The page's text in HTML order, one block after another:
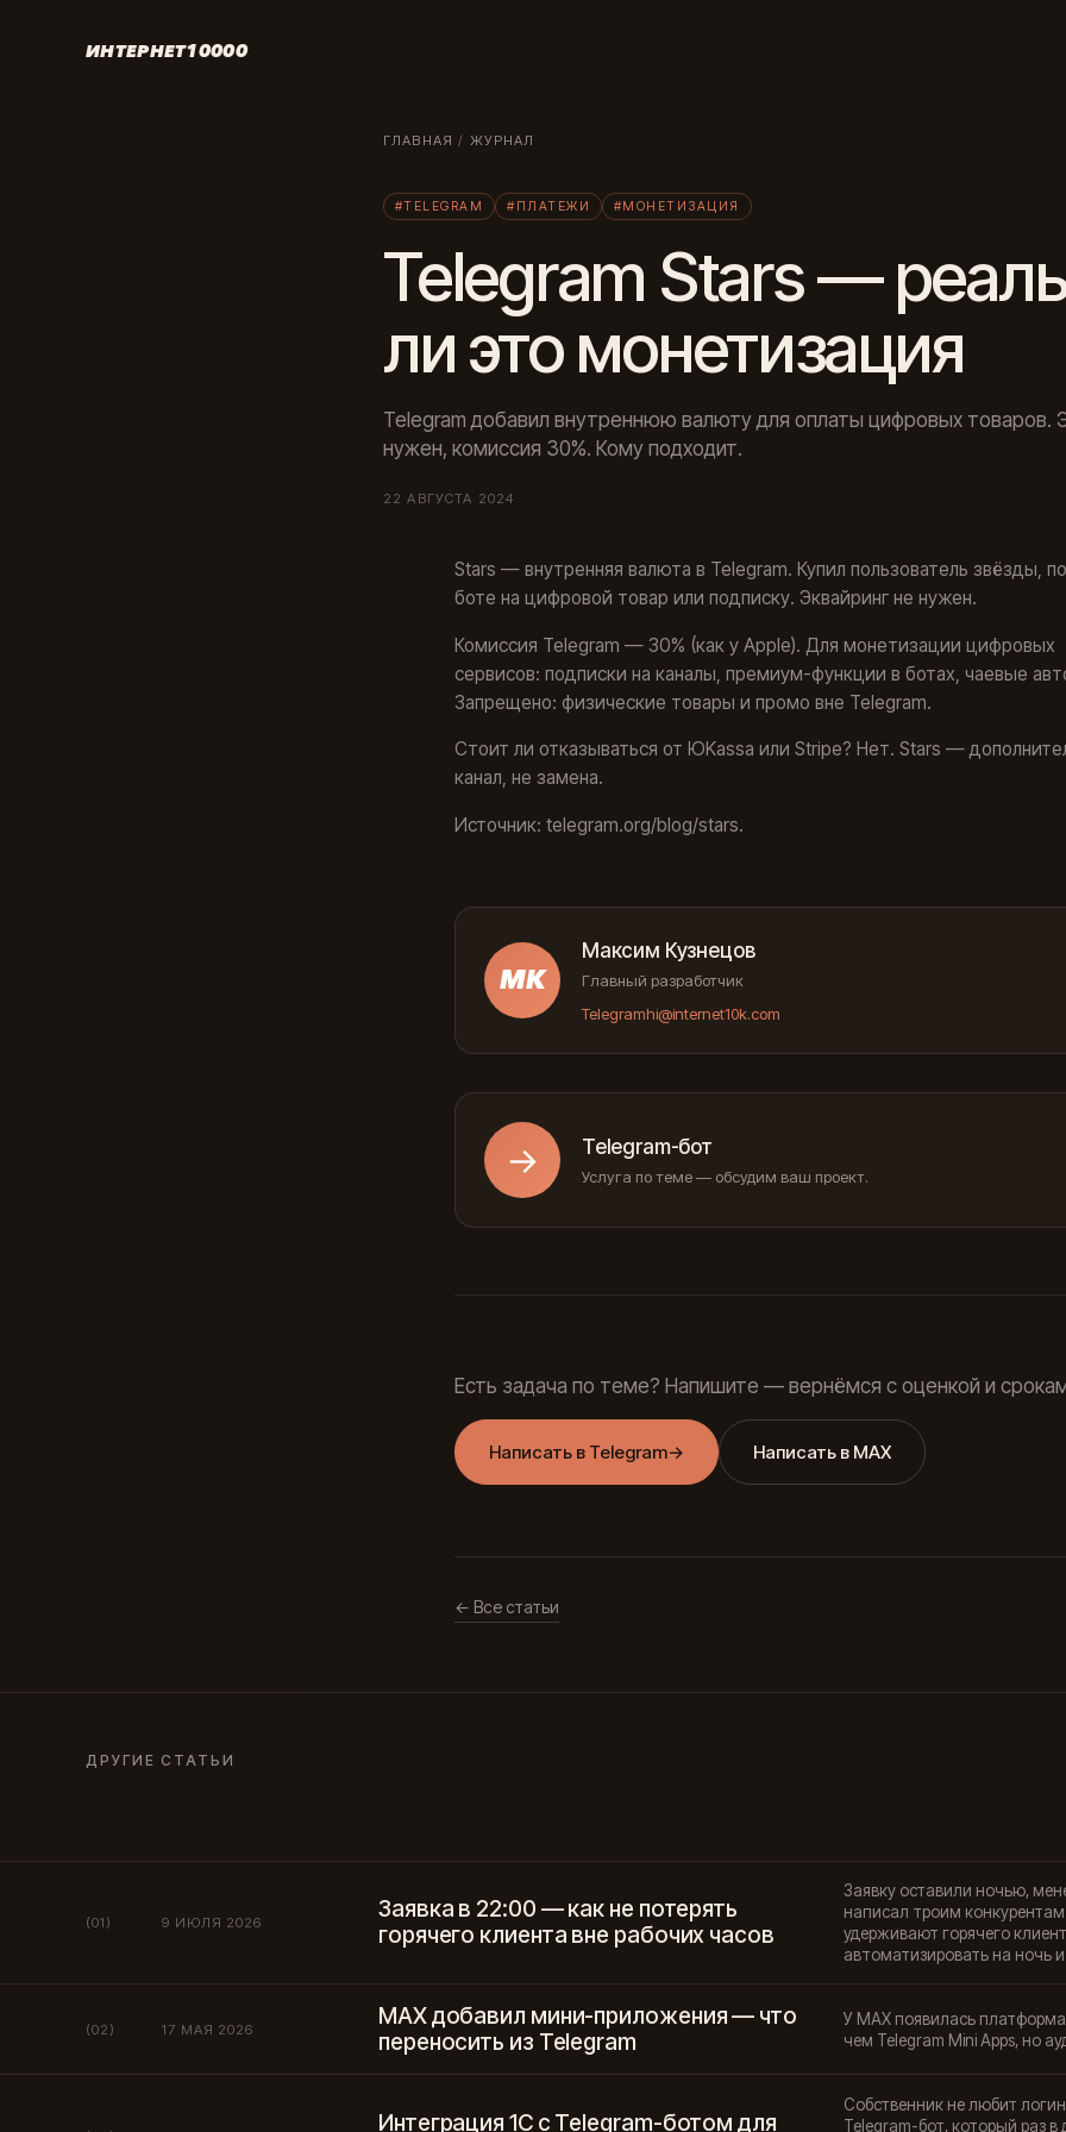
ИНТЕРНЕТ10000
ГЛАВНАЯ / ЖУРНАЛ
#TELEGRAM #ПЛАТЕЖИ #МОНЕТИЗАЦИЯ
Telegram Stars —
ли это монетизация
Telegram добавил внутреннюю валюту для оплаты цифровых товаров.
нужен, комиссия 30%. Кому подходит.
22 АВГУСТА 2024
Stars — внутренняя валюта в Telegram. Купил пользователь звёзды,
боте на цифровой товар или подписку. Эквайринг не нужен.
Комиссия Telegram — 30% (как у Apple). Для монетизации цифровых
сервисов: подписки на каналы, премиум-функции в ботах, чаевые
Запрещено: физические товары и промо вне Telegram.
Стоит ли отказываться от ЮKassa или Stripe? Нет. Stars —
канал, не замена.
Источник: telegram.org/blog/stars.
МК
Максим Кузнецов
Главный разработчик
Telegramhi@internet10k.com
→ Telegram-бот
Услуга по теме — обсудим ваш проект.
Есть задача по теме? Напишите — вернёмся с оценкой и
Написать в Telegram→ Написать в MAX
← Все статьи
ДРУГИЕ СТАТЬИ
(01) 9 ИЮЛЯ 2026
Заявка в 22:00 — как не потерять
горячего клиента вне рабочих часов
Заявку оставили ночью,
написал троим
удерживают горячего
автоматизировать на ночь
(02) 17 МАЯ 2026
MAX добавил мини-приложения — что
переносить из Telegram
У MAX появилась
чем Telegram Mini Apps, но
Интеграция 1С с Telegram-ботом для
Собственник не любит
Telegram-бот, который раз